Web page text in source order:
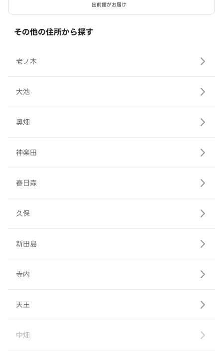
出前館がお届け
その他の住所から探す
老ノ木
大池
奥畑
神楽田
春日森
久保
新田島
寺内
天王
中畑